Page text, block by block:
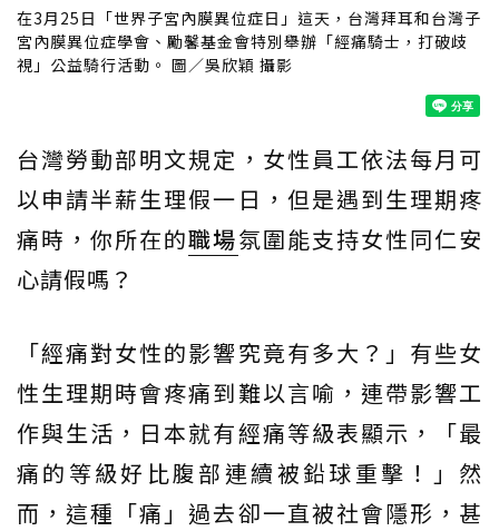
在3月25日「世界子宮內膜異位症日」這天，台灣拜耳和台灣子
宮內膜異位症學會、勵馨基金會特別舉辦「經痛騎士，打破歧
視」公益騎行活動。 圖／吳欣穎 攝影
台灣勞動部明文規定，女性員工依法每月可
以申請半薪生理假一日，但是遇到生理期疼
痛時，你所在的職場氛圍能支持女性同仁安
心請假嗎？
「經痛對女性的影響究竟有多大？」有些女
性生理期時會疼痛到難以言喻，連帶影響工
作與生活，日本就有經痛等級表顯示，「最
痛的等級好比腹部連續被鉛球重擊！」然
而，這種「痛」過去卻一直被社會隱形，甚